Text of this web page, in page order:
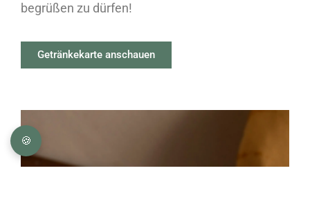
begrüßen zu dürfen!
Getränkekarte anschauen
🍪